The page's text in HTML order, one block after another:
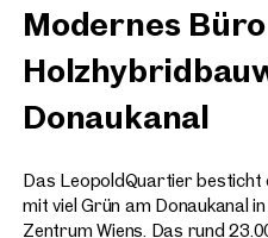
Modernes
Donaukanal
Das LeopoldQuartier besticht
mit viel Grün am Donaukanal
Zentrum Wiens. Das rund